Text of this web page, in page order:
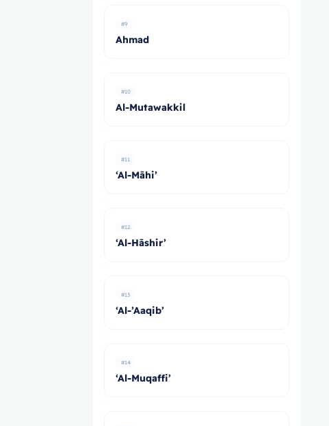
#9
Ahmad
#10
Al-Mutawakkil
#11
‘Al-Māhi’
#12
‘Al-Hāshir’
#13
‘Al-’Aaqib’
#14
‘Al-Muqaffi’